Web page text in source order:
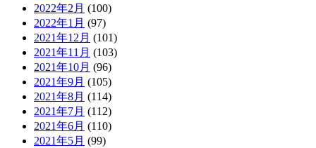
2022年2月 (100)
2022年1月 (97)
2021年12月 (101)
2021年11月 (103)
2021年10月 (96)
2021年9月 (105)
2021年8月 (114)
2021年7月 (112)
2021年6月 (110)
2021年5月 (99)